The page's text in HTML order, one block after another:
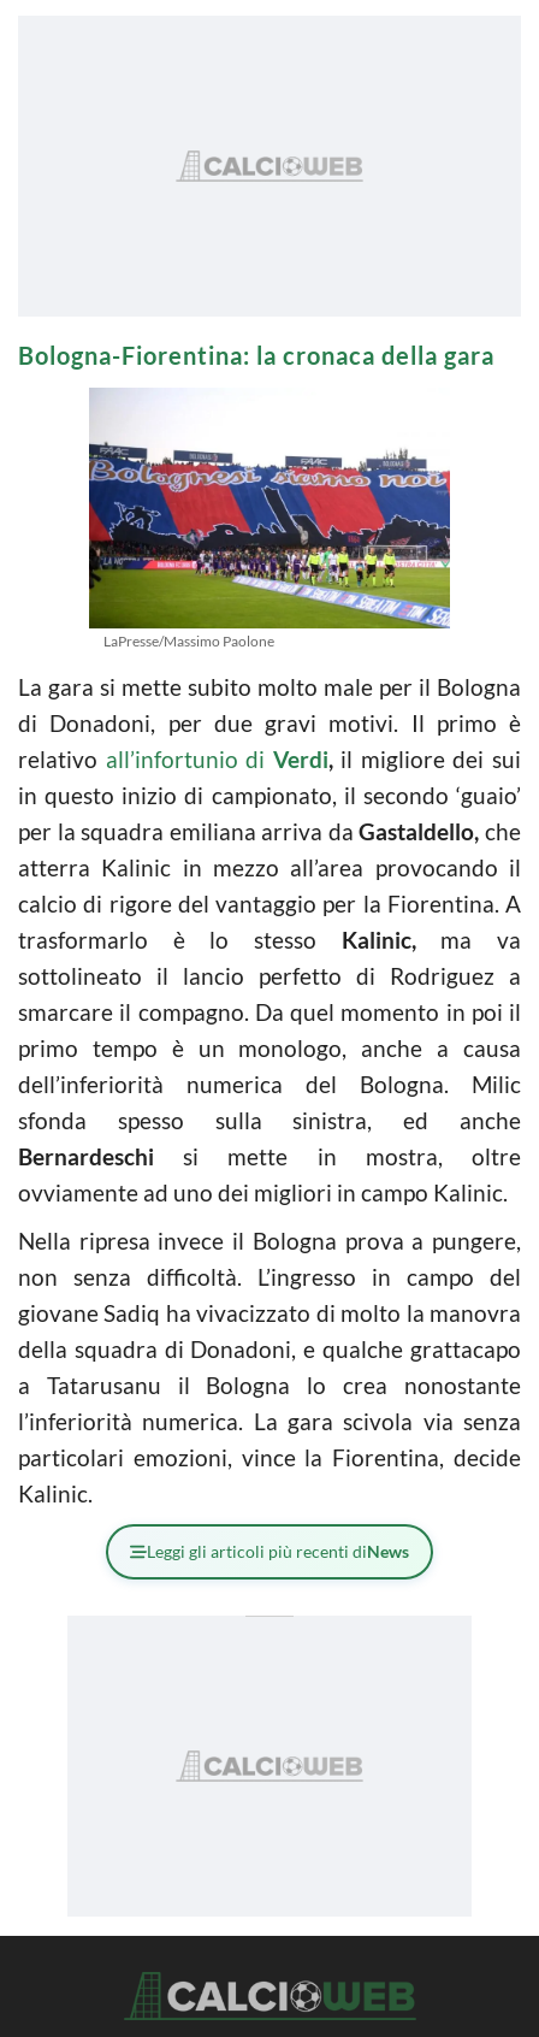
Bologna-Fiorentina: la cronaca della gara
LaPresse/Massimo Paolone
La gara si mette subito molto male per il Bologna
di Donadoni, per due gravi motivi. Il primo è
relativo all’infortunio di Verdi,il migliore dei sui
in questo inizio di campionato, il secondo ‘guaio’
per la squadra emiliana arriva daGastaldello, che
atterra Kalinic in mezzo all’area provocando il
calcio di rigore del vantaggio per la Fiorentina. A
trasformarlo è lo stesso Kalinic,ma va
sottolineato il lancio perfetto di Rodriguez a
smarcare il compagno. Da quel momento in poi il
primo tempo è un monologo, anche a causa
dell’inferiorità numerica del Bologna. Milic
sfonda spesso sulla sinistra, ed anche
Bernardeschi si mette in mostra, oltre
ovviamente ad uno dei migliori in campo Kalinic.
Nella ripresa invece il Bologna prova a pungere,
non senza difficoltà. L’ingresso in campo del
giovane Sadiq ha vivacizzato di molto la manovra
della squadra di Donadoni, e qualche grattacapo
a Tatarusanu il Bologna lo crea nonostante
l’inferiorità numerica. La gara scivola via senza
particolari emozioni, vince la Fiorentina, decide
Kalinic.
Leggi gli articoli più recenti diNews